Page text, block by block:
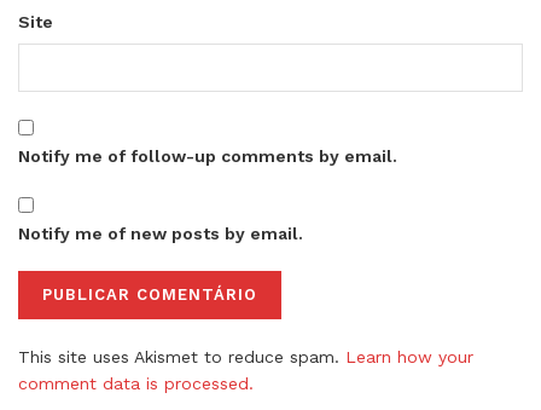
Site
Notify me of follow-up comments by email.
Notify me of new posts by email.
This site uses Akismet to reduce spam. Learn how your
comment data is processed.